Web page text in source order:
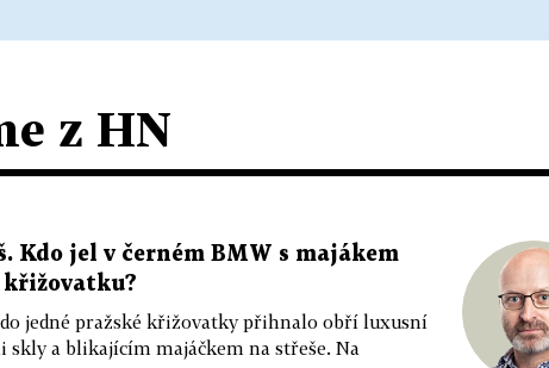
z HN
Kdo jel v černém BMW s majákem
křižovatku?
jedné pražské křižovatky přihnalo obří luxusní
skly a blikajícím majáčkem na střeše. Na